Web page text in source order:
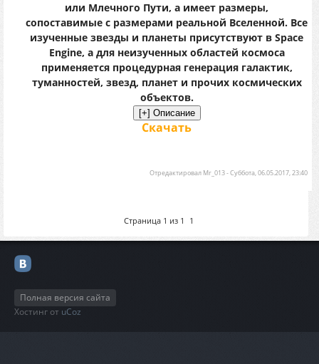
или Млечного Пути, а имеет размеры,
сопоставимые с размерами реальной Вселенной. Все
изученные звезды и планеты присутствуют в Space
Engine, а для неизученных областей космоса
применяется процедурная генерация галактик,
туманностей, звезд, планет и прочих космических
объектов.
Скачать
Отредактировал Mr_013-Суббота, 06.05.2017, 23:40
Страница 1 из 1 1
Полная версия сайта
Хостинг от uCoz